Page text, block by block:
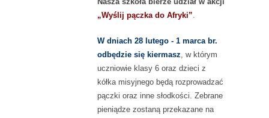
„Wyślij pączka do Afryki”.
W dniach 28 lutego - 1 marca br.
odbędzie się kiermasz, w którym
uczniowie klasy 6 oraz dzieci z
kółka misyjnego będą rozprowadzać
pączki oraz inne słodkości. Zebrane
pieniądze zostaną przekazane na